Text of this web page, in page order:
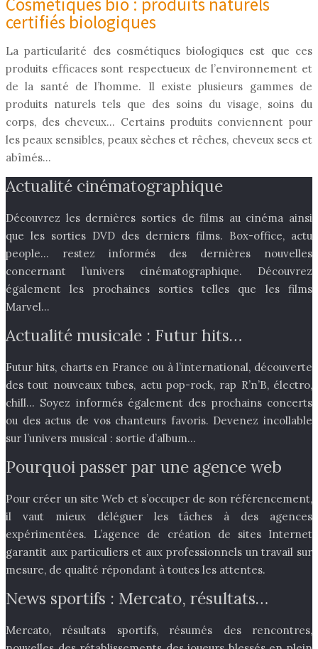
certifiés biologiques
La particularité des cosmétiques biologiques est que ces
produits efficaces sont respectueux de l’environnement et
de la santé de l’homme. Il existe plusieurs gammes de
produits naturels tels que des soins du visage, soins du
corps, des cheveux… Certains produits conviennent pour
les peaux sensibles, peaux sèches et rêches, cheveux secs et
abîmés…
Actualité cinématographique
Découvrez les dernières sorties de films au cinéma ainsi
que les sorties DVD des derniers films. Box-office, actu
people… restez informés des dernières nouvelles
concernant l’univers cinématographique. Découvrez
également les prochaines sorties telles que les films
Marvel…
Actualité musicale : Futur hits…
Futur hits, charts en France ou à l’international, découverte
des tout nouveaux tubes, actu pop-rock, rap R’n’B, électro,
chill… Soyez informés également des prochains concerts
ou des actus de vos chanteurs favoris. Devenez incollable
sur l’univers musical : sortie d’album…
Pourquoi passer par une agence web
Pour créer un site Web et s’occuper de son référencement,
il vaut mieux déléguer les tâches à des agences
expérimentées. L’agence de création de sites Internet
garantit aux particuliers et aux professionnels un travail sur
mesure, de qualité répondant à toutes les attentes.
News sportifs : Mercato, résultats…
Mercato, résultats sportifs, résumés des rencontres,